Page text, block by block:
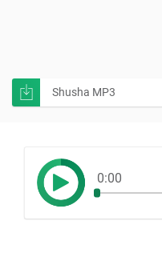
Shusha MP3
0:00